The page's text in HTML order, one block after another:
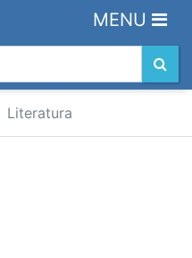
MENU
Literatura